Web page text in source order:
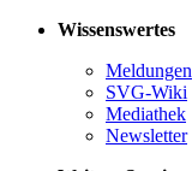
Wissenswertes
Meldungen
SVG-Wiki
Mediathek
Newsletter